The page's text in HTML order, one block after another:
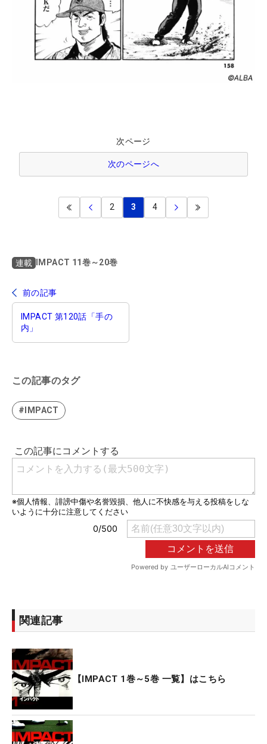
次ページ
次のページへ
2 3 4
連載 IMPACT 11巻～20巻
前の記事
IMPACT 第120話「手の
内」
この記事のタグ
#IMPACT
関連記事
【IMPACT 1巻～5巻 一覧】はこちら